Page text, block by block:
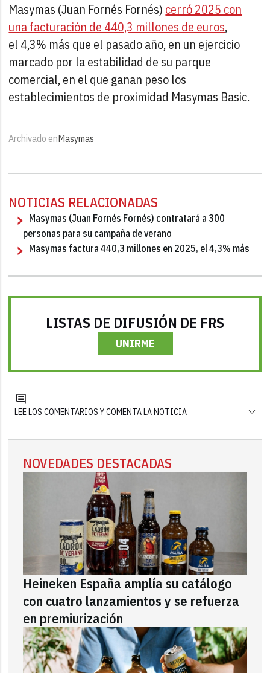
Masymas (Juan Fornés Fornés) cerró 2025 con
una facturación de 440,3 millones de euros,
el 4,3% más que el pasado año, en un ejercicio
marcado por la estabilidad de su parque
comercial, en el que ganan peso los
establecimientos de proximidad Masymas Basic.
Archivado enMasymas
NOTICIAS RELACIONADAS
Masymas (Juan Fornés Fornés) contratará a 300
personas para su campaña de verano
Masymas factura 440,3 millones en 2025, el 4,3% más
LISTAS DE DIFUSIÓN DE FRS
UNIRME
LEE LOS COMENTARIOS Y COMENTA LA NOTICIA
NOVEDADES DESTACADAS
Heineken España amplía su catálogo
con cuatro lanzamientos y se refuerza
en premiurización